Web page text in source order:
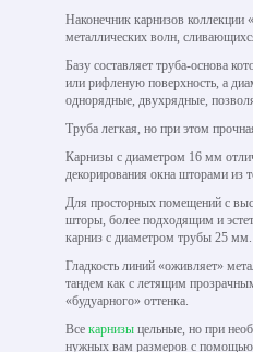
Наконечник карнизов
металлических волн,
Базу составляет труба-основа
или рифленую поверхность, а
однорядные, двухрядные,
Труба легкая, но при этом
Карнизы с диаметром 16 мм
декорирования окна шторами из
Для просторных помещений с
шторы, более подходящим и
карниз с диаметром трубы 25 мм.
Гладкость линий «оживляет»
тандем как с летящим
«будуарного» оттенка.
Все карнизы цельные, но при
нужных вам размеров с помощью